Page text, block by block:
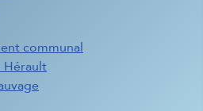
communal
Hérault